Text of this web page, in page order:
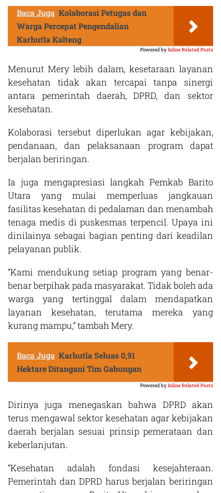
Baca Juga Kolaborasi Petugas dan
Warga Percepat Pengendalian
Karhutla Kalteng
Powered byInline Related Posts
Menurut Mery lebih dalam, kesetaraan layanan
kesehatan tidak akan tercapai tanpa sinergi
antara pemerintah daerah, DPRD, dan sektor
kesehatan.
Kolaborasi tersebut diperlukan agar kebijakan,
pendanaan, dan pelaksanaan program dapat
berjalan beriringan.
Ia juga mengapresiasi langkah Pemkab Barito
Utara yang mulai memperluas jangkauan
fasilitas kesehatan di pedalaman dan menambah
tenaga medis di puskesmas terpencil. Upaya ini
dinilainya sebagai bagian penting dari keadilan
pelayanan publik.
“Kami mendukung setiap program yang benar-
benar berpihak pada masyarakat. Tidak boleh ada
warga yang tertinggal dalam mendapatkan
layanan kesehatan, terutama mereka yang
kurang mampu,” tambah Mery.
Baca Juga Karhutla Seluas 0,91
Hektare Ditangani Tim Gabungan
Powered byInline Related Posts
Dirinya juga menegaskan bahwa DPRD akan
terus mengawal sektor kesehatan agar kebijakan
daerah berjalan sesuai prinsip pemerataan dan
keberlanjutan.
“Kesehatan adalah fondasi kesejahteraan.
Pemerintah dan DPRD harus berjalan beriringan